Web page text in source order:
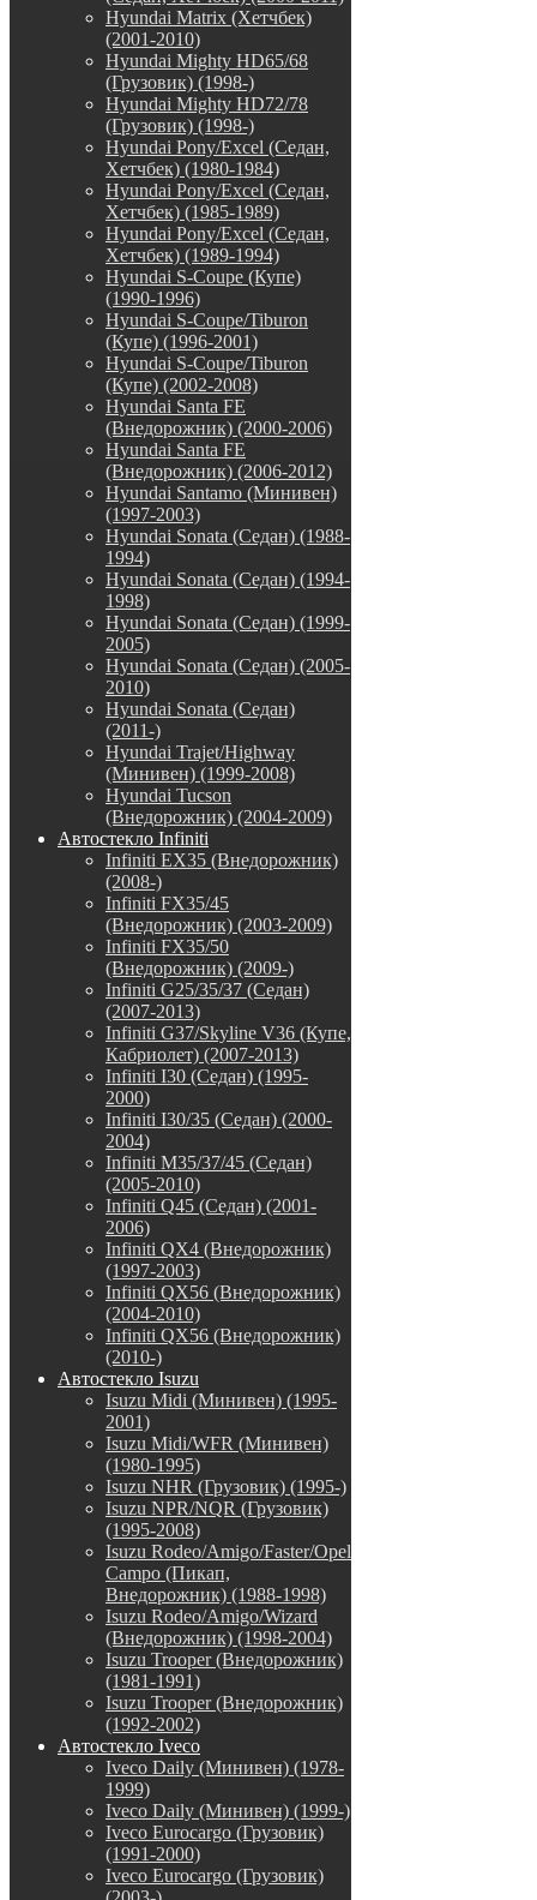
Hyundai Matrix (Хетчбек)
(2001-2010)
Hyundai Mighty HD65/68
(Грузовик) (1998-)
Hyundai Mighty HD72/78
(Грузовик) (1998-)
Hyundai Pony/Excel (Седан,
Хетчбек) (1980-1984)
Hyundai Pony/Excel (Седан,
Хетчбек) (1985-1989)
Hyundai Pony/Excel (Седан,
Хетчбек) (1989-1994)
Hyundai S-Coupe (Купе)
(1990-1996)
Hyundai S-Coupe/Tiburon
(Купе) (1996-2001)
Hyundai S-Coupe/Tiburon
(Купе) (2002-2008)
Hyundai Santa FE
(Внедорожник) (2000-2006)
Hyundai Santa FE
(Внедорожник) (2006-2012)
Hyundai Santamo (Минивен)
(1997-2003)
Hyundai Sonata (Седан) (1988-
1994)
Hyundai Sonata (Седан) (1994-
1998)
Hyundai Sonata (Седан) (1999-
2005)
Hyundai Sonata (Седан) (2005-
2010)
Hyundai Sonata (Седан)
(2011-)
Hyundai Trajet/Highway
(Минивен) (1999-2008)
Hyundai Tucson
(Внедорожник) (2004-2009)
Автостекло Infiniti
Infiniti EX35 (Внедорожник)
(2008-)
Infiniti FX35/45
(Внедорожник) (2003-2009)
Infiniti FX35/50
(Внедорожник) (2009-)
Infiniti G25/35/37 (Седан)
(2007-2013)
Infiniti G37/Skyline V36 (Купе,
Кабриолет) (2007-2013)
Infiniti I30 (Седан) (1995-
2000)
Infiniti I30/35 (Седан) (2000-
2004)
Infiniti M35/37/45 (Седан)
(2005-2010)
Infiniti Q45 (Седан) (2001-
2006)
Infiniti QX4 (Внедорожник)
(1997-2003)
Infiniti QX56 (Внедорожник)
(2004-2010)
Infiniti QX56 (Внедорожник)
(2010-)
Автостекло Isuzu
Isuzu Midi (Минивен) (1995-
2001)
Isuzu Midi/WFR (Минивен)
(1980-1995)
Isuzu NHR (Грузовик) (1995-)
Isuzu NPR/NQR (Грузовик)
(1995-2008)
Isuzu Rodeo/Amigo/Faster/Opel
Campo (Пикап,
Внедорожник) (1988-1998)
Isuzu Rodeo/Amigo/Wizard
(Внедорожник) (1998-2004)
Isuzu Trooper (Внедорожник)
(1981-1991)
Isuzu Trooper (Внедорожник)
(1992-2002)
Автостекло Iveco
Iveco Daily (Минивен) (1978-
1999)
Iveco Daily (Минивен) (1999-)
Iveco Eurocargo (Грузовик)
(1991-2000)
Iveco Eurocargo (Грузовик)